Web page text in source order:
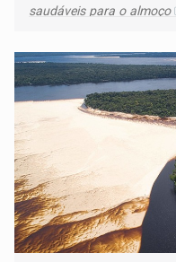
saudáveis para o almoço